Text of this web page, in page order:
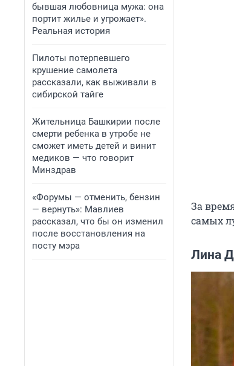
бывшая любовница мужа: она
портит жилье и угрожает».
Реальная история
Пилоты потерпевшего
крушение самолета
рассказали, как выживали в
сибирской тайге
Жительница Башкирии после
смерти ребенка в утробе не
сможет иметь детей и винит
медиков — что говорит
Минздрав
«Форумы — отменить, бензин
— вернуть»: Мавлиев
рассказал, что бы он изменил
после восстановления на
посту мэра
За
самых
Лина